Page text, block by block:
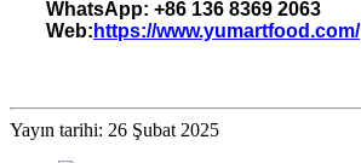
WhatsApp: +86 136 8369 2063
Web: https://www.yumartfood.com/
Yayın tarihi: 26 Şubat 2025